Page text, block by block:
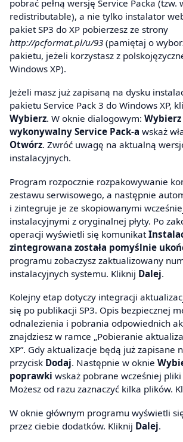
pobrać pełną wersję Service Packa (tzw.
redistributable), a nie tylko instalator
pakiet SP3 do XP pobierzesz ze strony
http://pcformat.pl/u/93 (pamiętaj o
pakietu, jeżeli korzystasz z
Windows XP).
Jeżeli masz już zapisaną na dysku
pakietu Service Pack 3 do Windows XP,
Wybierz. W oknie dialogowym:
wykonywalny Service Pack-a wskaż
Otwórz. Zwróć uwagę na aktualną
instalacyjnych.
Program rozpocznie rozpakowywanie
zestawu serwisowego, a następnie
i zintegruje je ze skopiowanymi
instalacyjnymi z oryginalnej płyty. Po
operacji wyświetli się komunikat
zintegrowana została pomyślnie
programu zobaczysz zaktualizowany
instalacyjnych systemu. Kliknij Dalej.
Kolejny etap dotyczy integracji
się po publikacji SP3. Opis bezpiecznej
odnalezienia i pobrania odpowiednich
znajdziesz w ramce „Pobieranie
XP”. Gdy aktualizacje będą już zapisane
przycisk Dodaj. Następnie w oknie
poprawki wskaż pobrane wcześniej
Możesz od razu zaznaczyć kilka plików.
W oknie głównym programu wyświetli
przez ciebie dodatków. Kliknij Dalej.